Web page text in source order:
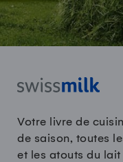
Votre livre de
de saison, toutes
et les atouts du lait